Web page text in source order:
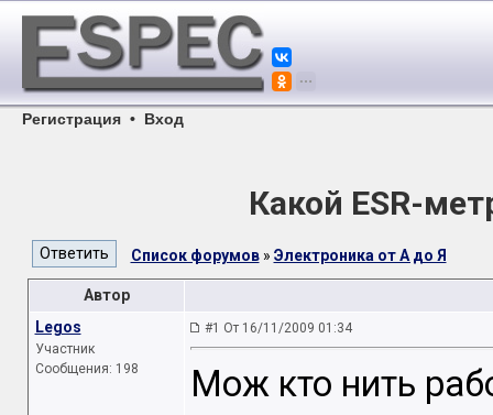
Регистрация • Вход
Какой ESR-
Список форумов» Электроника от А до Я
Автор
Legos
Участник
Сообщения: 198
#1 От 16/11/2009 01:34
Мож кто нить